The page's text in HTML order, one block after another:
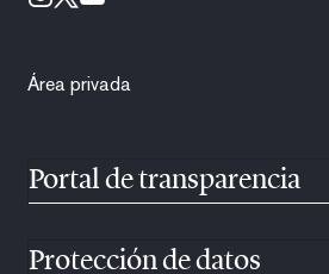
Área privada
Portal de transparencia
Protección de datos